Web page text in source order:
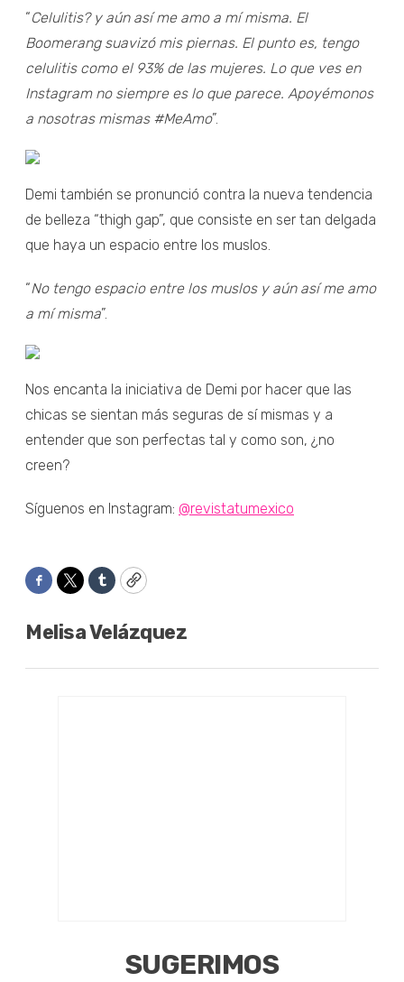
“Celulitis? y aún así me amo a mí misma. El
Boomerang suavizó mis piernas. El punto es, tengo
celulitis como el 93% de las mujeres. Lo que ves en
Instagram no siempre es lo que parece. Apoyémonos
a nosotras mismas #MeAmo”.
Demi también se pronunció contra la nueva tendencia
de belleza “thigh gap”, que consiste en ser tan delgada
que haya un espacio entre los muslos.
“No tengo espacio entre los muslos y aún así me amo
a mí misma”.
Nos encanta la iniciativa de Demi por hacer que las
chicas se sientan más seguras de sí mismas y a
entender que son perfectas tal y como son, ¿no
creen?
Síguenos en Instagram: @revistatumexico
Facebook
TwitterTumblrCopy
Melisa Velázquez
SUGERIMOS